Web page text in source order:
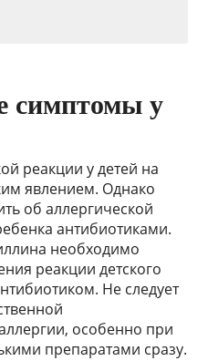
симптомы у
реакции у детей на
явлением. Однако
об аллергической
антибиотиками.
необходимо
реакции детского
Не следует
особенно при
препаратами сразу.